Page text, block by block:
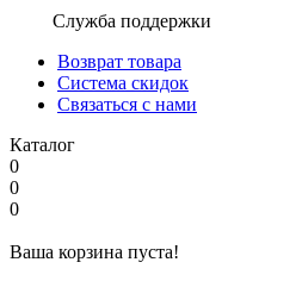
Служба поддержки
Возврат товара
Система скидок
Связаться с нами
Каталог
0
0
0
Ваша корзина пуста!